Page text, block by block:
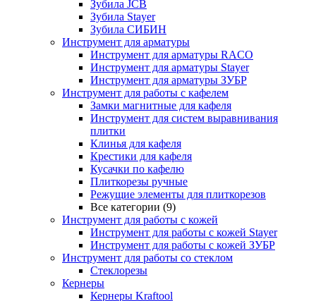
Зубила JCB
Зубила Stayer
Зубила СИБИН
Инструмент для арматуры
Инструмент для арматуры RACO
Инструмент для арматуры Stayer
Инструмент для арматуры ЗУБР
Инструмент для работы с кафелем
Замки магнитные для кафеля
Инструмент для систем выравнивания
плитки
Клинья для кафеля
Крестики для кафеля
Кусачки по кафелю
Плиткорезы ручные
Режущие элементы для плиткорезов
Все категории (9)
Инструмент для работы с кожей
Инструмент для работы с кожей Stayer
Инструмент для работы с кожей ЗУБР
Инструмент для работы со стеклом
Стеклорезы
Кернеры
Кернеры Kraftool